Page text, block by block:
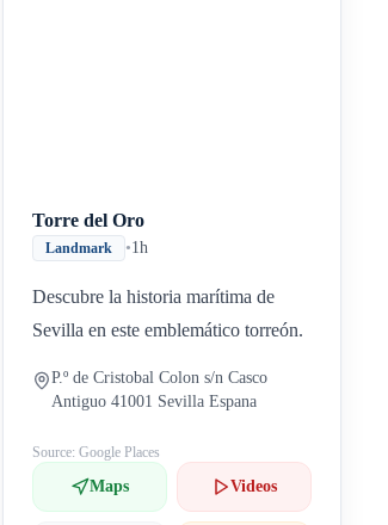
Torre del Oro
Landmark •1h
Descubre la historia marítima de
Sevilla en este emblemático torreón.
P.º de Cristobal Colon s/n Casco
Antiguo 41001 Sevilla Espana
Source: Google Places
Maps Videos